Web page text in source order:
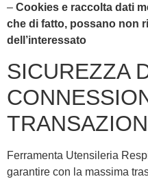
– Cookies e raccolta dati
che di fatto, possano non
dell’interessato
SICUREZZA
Ferramenta Utensileria
garantire con la massima